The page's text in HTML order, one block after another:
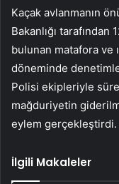
Kaçak avlanmanın
Bakanlığı tarafından
bulunan matafora ve
döneminde
Polisi ekipleriyle
mağduriyetin
eylem gerçekleştirdi.
İlgili Makaleler